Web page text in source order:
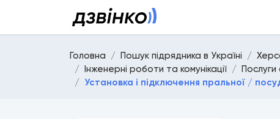
Головна Пошук підрядника в Україні
Інженерні роботи та комунікації
Послуги
Установка і підключення пральної /